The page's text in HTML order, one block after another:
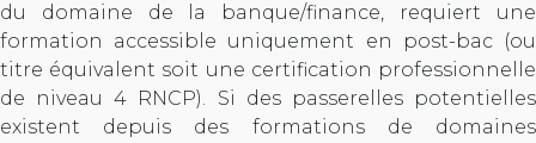
du domaine de la banque/finance, requiert une
formation accessible uniquement en post-bac (ou
titre équivalent soit une certification professionnelle
de niveau 4 RNCP). Si des passerelles potentielles
existent depuis des formations de domaines